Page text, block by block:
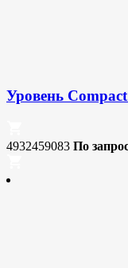
Уровень
4932459083 По